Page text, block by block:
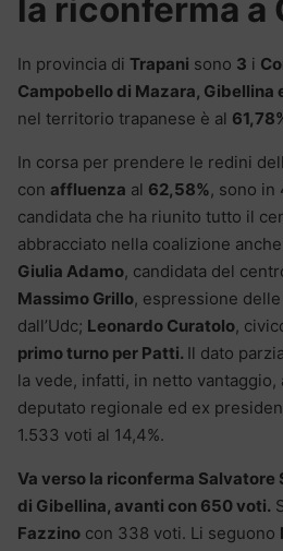
la riconferma a
In provincia di Trapani sono 3 i
Campobello di Mazara, Gibellina
nel territorio trapanese è al
In corsa per prendere le redini
con affluenza al 62,58%, sono in
candidata che ha riunito tutto il
abbracciato nella coalizione
Giulia Adamo, candidata del
Massimo Grillo, espressione
dall’Udc; Leonardo Curatolo,
primo turno per Patti. Il dato
la vede, infatti, in netto vantaggio,
deputato regionale ed ex
1.533 voti al 14,4%.
Va verso la riconferma Salvatore
di Gibellina, avanti con 650 voti.
Fazzino con 338 voti. Li seguono